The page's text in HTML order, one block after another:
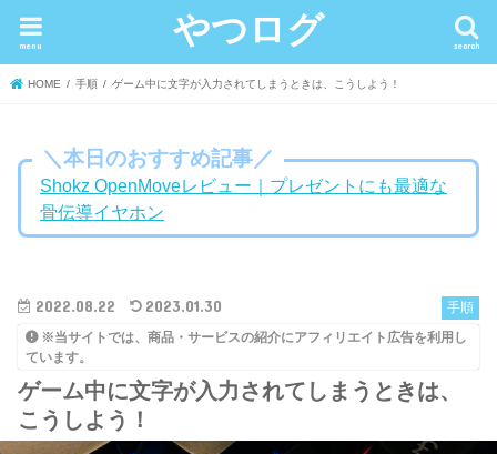
やつログ search
menu
HOME 手順 ゲーム中に文字が入力されてしまうときは、こうしよう！
＼本日のおすすめ記事／
Shokz OpenMoveレビュー｜プレゼントにも最適な
骨伝導イヤホン
手順
2022.08.22 2023.01.30
※当サイトでは、商品・サービスの紹介にアフィリエイト広告を利用し
ています。
ゲーム中に文字が入力されてしまうときは、
こうしよう！